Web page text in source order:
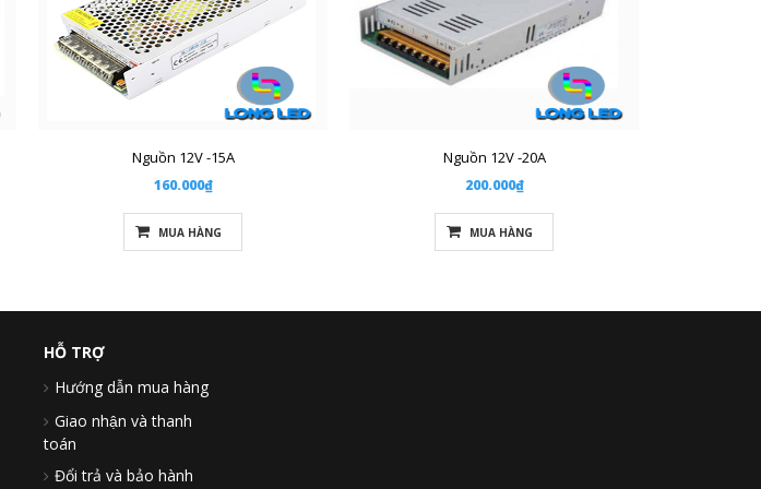
Nguồn 12V -15A
160.000₫
MUA HÀNG
Nguồn 12V -20A
200.000₫
MUA HÀNG
HỖ TRỢ
Hướng dẫn mua hàng
Giao nhận và thanh
toán
Đổi trả và bảo hành